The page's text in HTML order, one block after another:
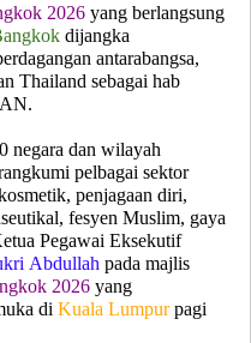
2026 yang berlangsung
dijangka
antarabangsa,
Thailand sebagai hab
negara dan wilayah
pelbagai sektor
penjagaan diri,
fesyen Muslim, gaya
Pegawai Eksekutif
Abdullah pada majlis
2026 yang
di Kuala Lumpurpagi